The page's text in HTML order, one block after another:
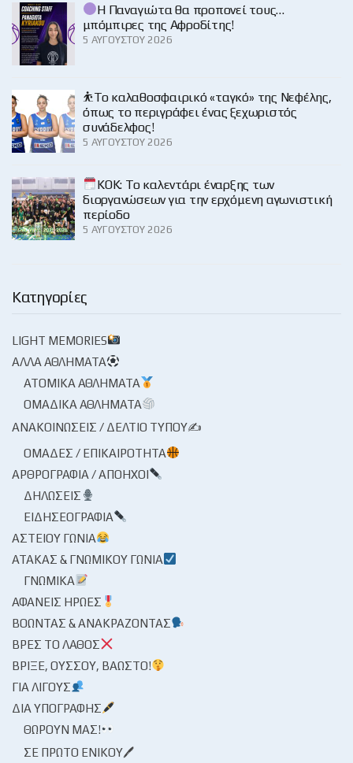
Η Παναγιώτα θα προπονεί τους…
μπόμπιρες της Αφροδίτης!
5 ΑΥΓΟΎΣΤΟΥ 2026
⛹️‍Το καλαθοσφαιρικό «ταγκό» της Νεφέλης,
όπως το περιγράφει ένας ξεχωριστός
συνάδελφος!
5 ΑΥΓΟΎΣΤΟΥ 2026
KOK: Το καλεντάρι έναρξης των
διοργανώσεων για την ερχόμενη αγωνιστική
περίοδο
5 ΑΥΓΟΎΣΤΟΥ 2026
Κατηγορίες
LIGHT MEMORIES
ΆΛΛΑ ΑΘΛΉΜΑΤΑ
ΑΤΟΜΙΚΆ ΑΘΛΉΜΑΤΑ
ΟΜΑΔΙΚΆ ΑΘΛΉΜΑΤΑ
ΑΝΑΚΟΙΝΏΣΕΙΣ / ΔΕΛΤΊΟ ΤΎΠΟΥ✍
ΟΜΆΔΕΣ / ΕΠΙΚΑΙΡΌΤΗΤΑ
ΑΡΘΡΟΓΡΑΦΊΑ / ΑΠΌΗΧΟΙ
ΔΗΛΏΣΕΙΣ
ΕΙΔΗΣΕΟΓΡΑΦΊΑ
ΑΣΤΕΊΟΥ ΓΩΝΊΑ
ΑΤΆΚΑΣ & ΓΝΩΜΙΚΟΎ ΓΩΝΊΑ
ΓΝΩΜΙΚΆ
ΑΦΑΝΕΊΣ ΉΡΩΕΣ
ΒΟΏΝΤΑΣ & ΑΝΑΚΡΆΖΟΝΤΑΣ
ΒΡΕΣ ΤΟ ΛΆΘΟΣ
ΒΡΊΞΕ, ΟΎΣΣΟΥ, ΒΆΩΣΤΟ!
ΓΙΑ ΛΊΓΟΥΣ
ΔΙΑ ΥΠΟΓΡΑΦΉΣ
ΘΩΡΟΎΝ ΜΑΣ!
ΣΕ ΠΡΏΤΟ ΕΝΙΚΟΎ🖊